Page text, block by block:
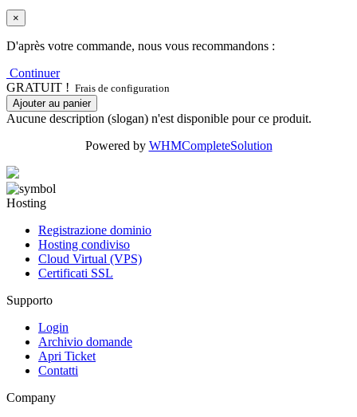
×
D'après votre commande, nous vous recommandons :
Continuer
GRATUIT ! Frais de configuration
Ajouter au panier
Aucune description (slogan) n'est disponible pour ce produit.
Powered by WHMCompleteSolution
Hosting
Registrazione dominio
Hosting condiviso
Cloud Virtual (VPS)
Certificati SSL
Supporto
Login
Archivio domande
Apri Ticket
Contatti
Company